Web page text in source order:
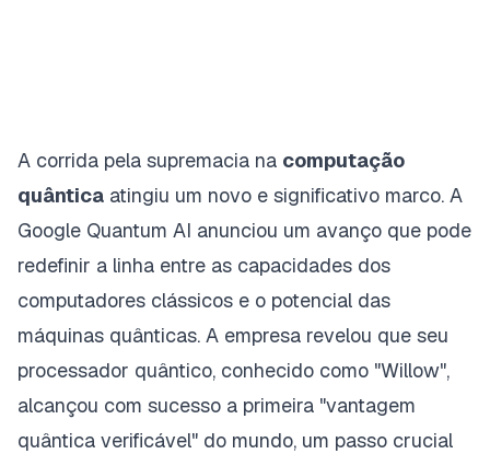
A corrida pela supremacia na computação
quântica atingiu um novo e significativo marco. A
Google Quantum AI anunciou um avanço que pode
redefinir a linha entre as capacidades dos
computadores clássicos e o potencial das
máquinas quânticas. A empresa revelou que seu
processador quântico, conhecido como "Willow",
alcançou com sucesso a primeira "vantagem
quântica verificável" do mundo, um passo crucial